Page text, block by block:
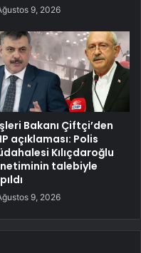
9, 2026
Bakanı Çiftçi’den
açıklaması: Polis
Kılıçdaroğlu
talebiyle
9, 2026